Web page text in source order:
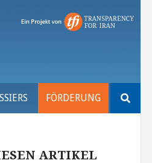
FÖRDERUNG
nach:
ARTIKEL